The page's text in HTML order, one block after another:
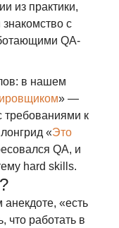
из практики,
с
QA-
в нашем
» —
требованиями к
«Это
QA, и
hard skills.
«есть
работать в